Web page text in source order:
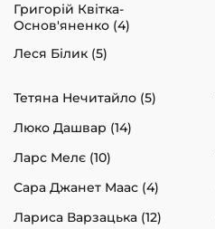
Григорій Квітка-
Основ'яненко (4)
Леся Білик (5)
Тетяна Нечитайло (5)
Люко Дашвар (14)
Ларс Мелє (10)
Сара Джанет Маас (4)
Лариса Варзацька (12)